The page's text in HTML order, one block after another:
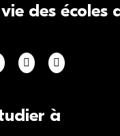
des écoles
à